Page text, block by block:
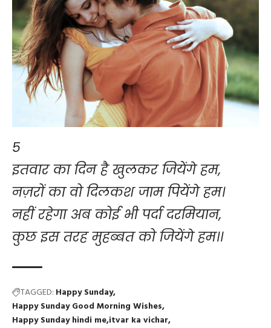
5
इतवार का दिन है खुलकर जियेंगे हम,
नज़रों का वो दिलकश जाम पियेंगे हम।
नहीं रहेगा अब कोई भी पर्दा दरमियान,
कुछ इस तरह मुहब्बत को जियेंगे हम।।
TAGGED: Happy Sunday
Happy Sunday Good Morning Wishes
Happy Sunday hindi me itvar ka vichar